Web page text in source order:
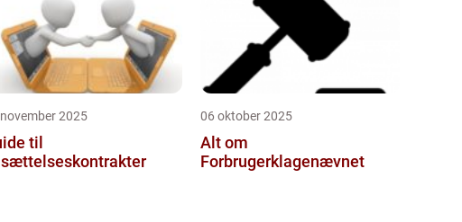
2025
til
06 oktober 2025
Alt om
Forbrugerklagenævnet